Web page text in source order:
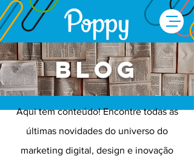
Blog
Aqui tem conteúdo! Encontre todas as
últimas novidades do universo do
marketing digital, design e inovação